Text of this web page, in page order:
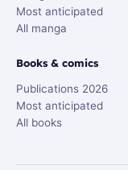
Most anticipated
All manga
Books & comics
Publications 2026
Most anticipated
All books